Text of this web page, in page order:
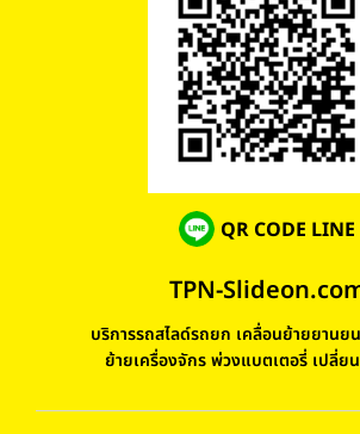
QR CODE LINE
TPN-
บริการรถสไลด์รถยก เคลื่อนย้ายยาน
ย้ายเครื่องจักร พ่วงแบตเตอรี่ เปลี่ย